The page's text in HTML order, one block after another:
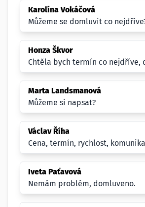
Karolína Vokáčová
Můžeme se domluvit co
Honza Škvor
Chtěla bych termín co nejdříve,
Marta Landsmanová
Můžeme si napsat?
Václav Říha
Cena, termín, rychlost,
Iveta Paťavová
Nemám problém, domluveno.